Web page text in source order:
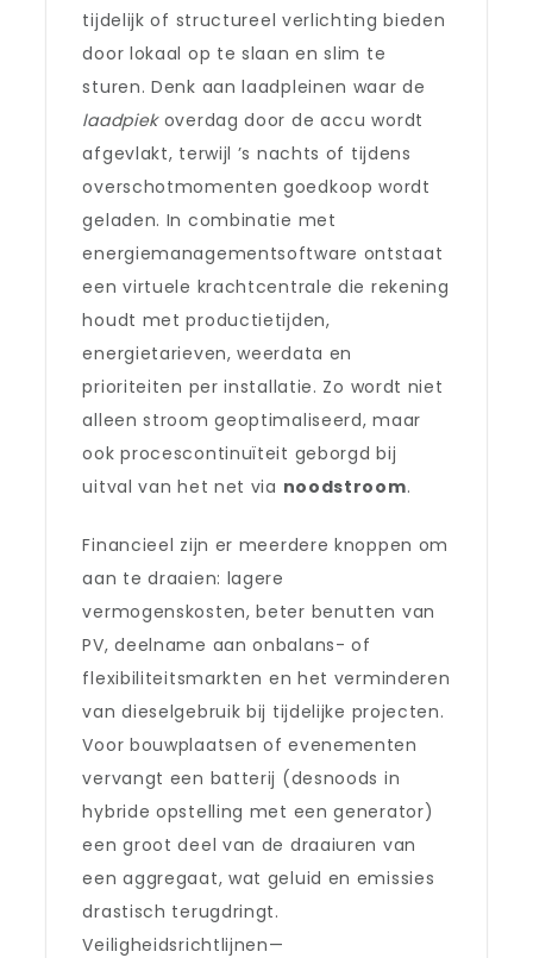
tijdelijk of structureel verlichting bieden
door lokaal op te slaan en slim te
sturen. Denk aan laadpleinen waar de
laadpiekoverdag door de accu wordt
afgevlakt, terwijl ’s nachts of tijdens
overschotmomenten goedkoop wordt
geladen. In combinatie met
energiemanagementsoftware ontstaat
een virtuele krachtcentrale die rekening
houdt met productietijden,
energietarieven, weerdata en
prioriteiten per installatie. Zo wordt niet
alleen stroom geoptimaliseerd, maar
ook procescontinuïteit geborgd bij
uitval van het net via noodstroom.
Financieel zijn er meerdere knoppen om
aan te draaien: lagere
vermogenskosten, beter benutten van
PV, deelname aan onbalans- of
flexibiliteitsmarkten en het verminderen
van dieselgebruik bij tijdelijke projecten.
Voor bouwplaatsen of evenementen
vervangt een batterij (desnoods in
hybride opstelling met een generator)
een groot deel van de draaiuren van
een aggregaat, wat geluid en emissies
drastisch terugdringt.
Veiligheidsrichtlijnen—